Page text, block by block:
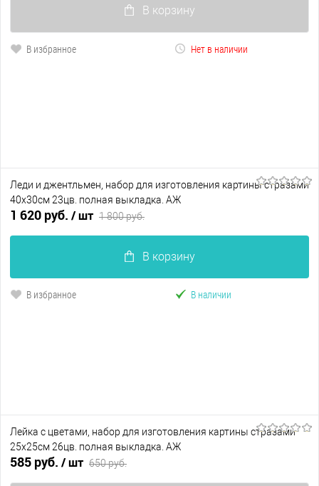
В корзину
В избранное Нет в наличии
Леди и джентльмен, набор для изготовления картины стразами
40х30см 23цв. полная выкладка. АЖ
1 620 руб. / шт 1 800 руб.
В корзину
В избранное В наличии
Лейка с цветами, набор для изготовления картины стразами
25х25см 26цв. полная выкладка. АЖ
585 руб. / шт 650 руб.